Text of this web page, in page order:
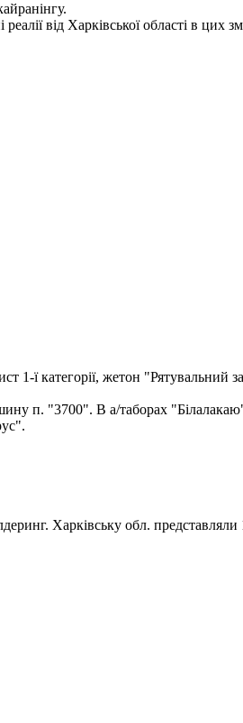
від Харківської області в цих
1-ї категорії, жетон "Рятувальний
п. "3700". В а/таборах
Харківську обл.